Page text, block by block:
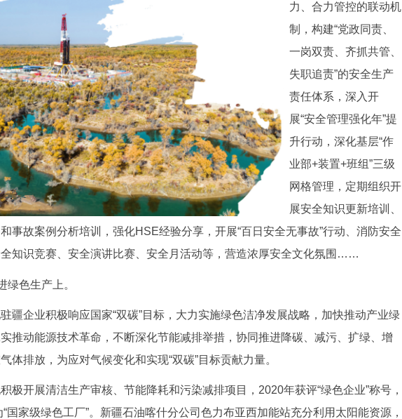
力、合力管控的联动机
制，构建“党政同责、
一岗双责、齐抓共管、
失职追责”的安全生产
责任体系，深入开
展“安全管理强化年”提
升行动，深化基层“作
业部+装置+班组”三级
网格管理，定期组织开
展安全知识更新培训、
事故案例分析培训，强化HSE经验分享，开展“百日安全无事故”行动、消防安全
知识竞赛、安全演讲比赛、安全月活动等，营造浓厚安全文化氛围……
色生产上。
企业积极响应国家“双碳”目标，大力实施绿色洁净发展战略，加快推动产业绿
推动能源技术革命，不断深化节能减排举措，协同推进降碳、减污、扩绿、增
体排放，为应对气候变化和实现“双碳”目标贡献力量。
开展清洁生产审核、节能降耗和污染减排项目，2020年获评“绿色企业”称号，
国家级绿色工厂”。新疆石油喀什分公司色力布亚西加能站充分利用太阳能资源，